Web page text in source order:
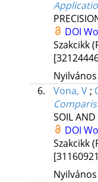
DOI
Szakcikk
6.
Vona, V;
SOIL AND
DOI
Szakcikk